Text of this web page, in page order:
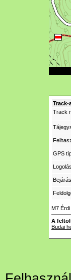
Track-
Track
GPS
M7 Érdi
A
Budai